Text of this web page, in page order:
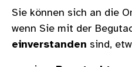
Sie können sich an die
wenn Sie mit der
einverstanden sind,